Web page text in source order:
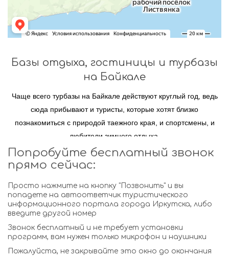
Базы отдыха, гостиницы и турбазы
на Байкале
Чаще всего турбазы на Байкале действуют круглый год, ведь
сюда прибывают и туристы, которые хотят близко
познакомиться с природой таежного края, и спортсмены, и
любители зимнего отдыха.
Гостиницы в Листвянке
Базы отдыха на Ольхоне
Турбазы на Малом море
Базы отдыха курорта Аршан
Попробуйте бесплатный звонок
прямо сейчас:
Просто нажмите на кнопку "Позвонить" и вы
попадете на автоответчик туристического
информационного портала города Иркутска, либо
введите другой номер
Звонок бесплатный и не требует установки
программ, вам нужен только микрофон и наушники
Пожалуйста, не закрывайте это окно до окончания